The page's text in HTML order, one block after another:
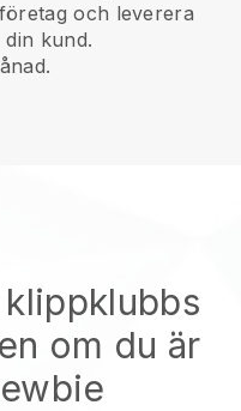
och leverera
kund.
om du är